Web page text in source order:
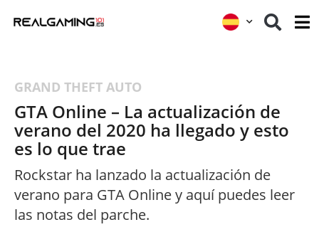
GRAND THEFT AUTO
GTA Online – La actualización de
verano del 2020 ha llegado y esto
es lo que trae
Rockstar ha lanzado la actualización de
verano para GTA Online y aquí puedes leer
las notas del parche.